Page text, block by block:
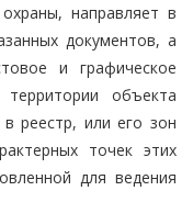
направляет в
документов, а
и графическое
объекта
в реестр, или его зон
точек этих
для ведения